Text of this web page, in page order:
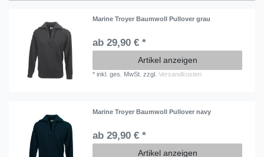
Marine Troyer Baumwoll Pullover grau
ab 29,90 € *
Artikel anzeigen
*inkl. ges. MwSt. zzgl.Versandkosten
Marine Troyer Baumwoll Pullover navy
ab 29,90 € *
Artikel anzeigen